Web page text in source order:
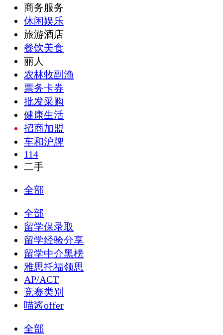
商务服务
休闲娱乐
旅游酒店
餐饮美食
丽人
农林牧副渔
票务卡券
批发采购
健康生活
招商加盟
车和沪牌
114
二手
全部
全部
留学保录取
留学经验分享
留学中介黑榜
雅思托福领思
AP/ACT
竞赛类别
喵酱offer
全部